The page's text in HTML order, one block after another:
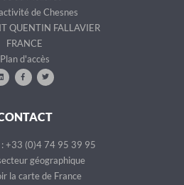
de Chesnes
QUENTIN FALLAVIER
FRANCE
Plan d'accès
: +33 (0)4 74 95 39 95
géographique
la carte de France